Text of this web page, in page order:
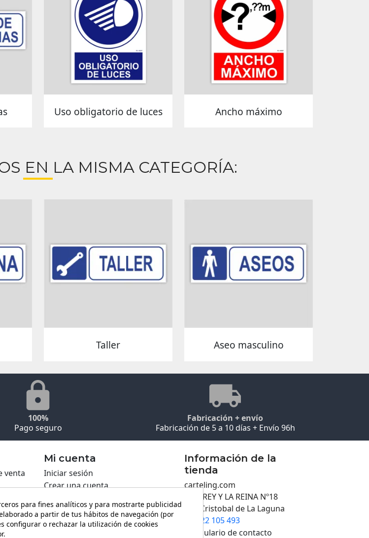
Uso obligatorio de luces Ancho máximo
EN LA MISMA CATEGORÍA:
Taller Aseo masculino
100%
Pago seguro
Fabricación + envío
Fabricación de 5 a 10 días + Envío 96h
venta
Mi cuenta
Iniciar sesión
Crear una cuenta
Información de la
tienda
carteling.com
C/EL REY Y LA REINA Nº18
San Cristobal de La Laguna
922 105 493
Formulario de contacto
para fines analíticos y para mostrarte publicidad
a partir de tus hábitos de navegación (por
configurar o rechazar la utilización de cookies